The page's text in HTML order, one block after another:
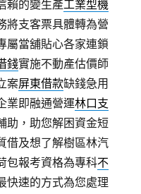
賴的變生產工業型機
將支客票具體轉為營
屬當舖貼心各家連鎖
錢實施不動產估價師
案屏東借款缺錢急用
業即融通營運林口支
助，助您解困資金短
借及想了解樹區林汽
包報考資格為專科不
快速的方式為您處理